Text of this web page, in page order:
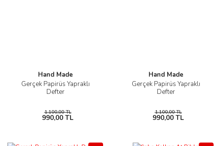
Hand Made
Gerçek Papirüs Yapraklı
Defter
1.100,00 TL
990,00 TL
Hand Made
Gerçek Papirüs Yapraklı
Defter
1.100,00 TL
990,00 TL